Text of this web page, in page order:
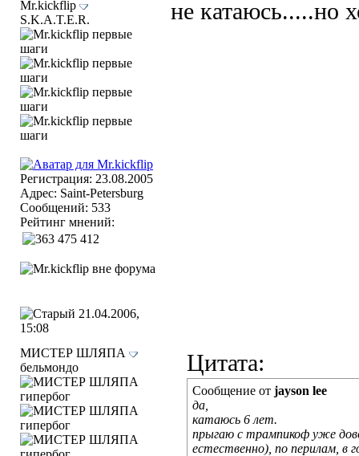
Mr.kickflip
S.K.A.T.E.R.
Регистрация: 23.08.2005
Адрес: Saint-Petersburg
Сообщений: 533
Рейтинг мнений:
не катаюсь.....но
21.04.2006,
15:08
МИСТЕР ШЛЯПА
бельмондо
Цитата:
Сообщение от jayson lee
да,
катаюсь 6 лет.
прыгаю с трампикоф уже
естественно), по перилам, в